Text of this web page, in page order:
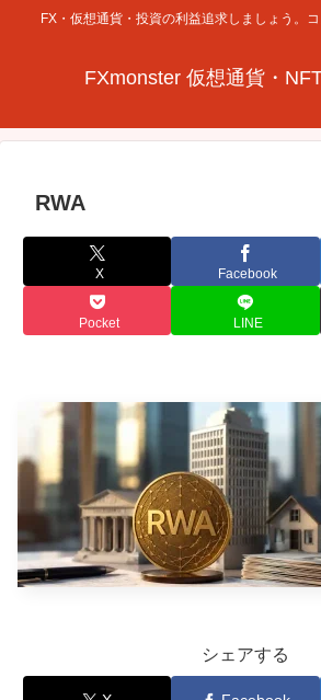
FX・仮想通貨・投資の利益追求しましょう。
FXmonster 仮想通貨・
RWA
X Facebook
Pocket LINE
シェアする